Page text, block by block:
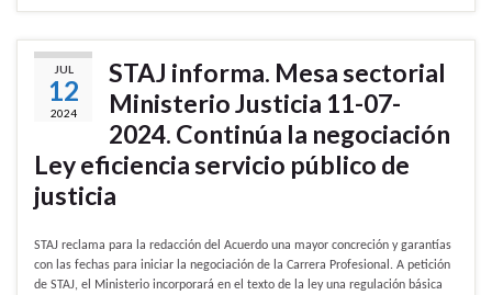
JUL
12
2024
STAJ informa. Mesa sectorial
Ministerio Justicia 11-07-
2024. Continúa la negociación
Ley eficiencia servicio público de
justicia
STAJ reclama para la redacción del Acuerdo una mayor concreción y garantías
con las fechas para iniciar la negociación de la Carrera Profesional. A petición
de STAJ, el Ministerio incorporará en el texto de la ley una regulación básica